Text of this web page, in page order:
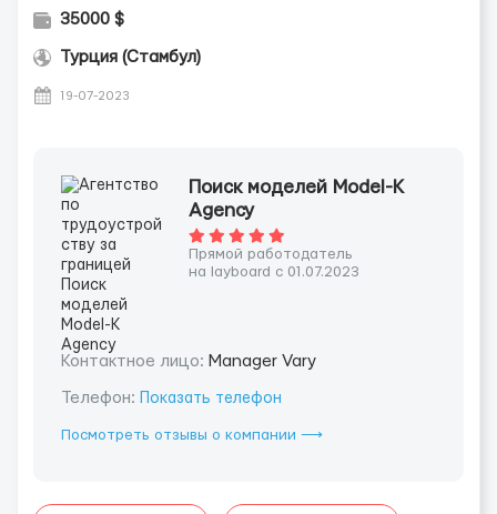
35000 $
Турция (Стамбул)
19-07-2023
Поиск моделей Model-K
Agency
Прямой работодатель
на layboard с 01.07.2023
Контактное лицо: Manager Vary
Телефон: Показать телефон
Посмотреть отзывы о компании ⟶